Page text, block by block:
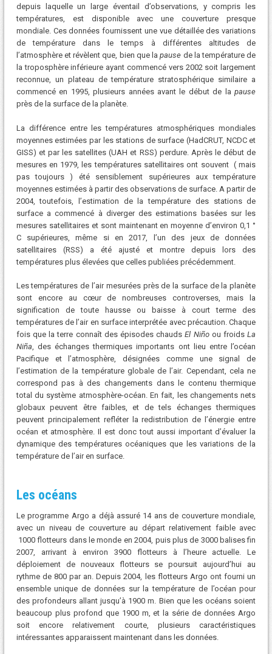
depuis laquelle un large éventail d’observations, y compris les
températures, est disponible avec une couverture presque
mondiale. Ces données fournissent une vue détaillée des variations
de température dans le temps à différentes altitudes de
l’atmosphère et révèlent que, bien que lapause de la température de
la troposphère inférieure ayant commencé vers 2002 soit largement
reconnue, un plateau de température stratosphérique similaire a
commencé en 1995, plusieurs années avant le début de lapause
près de la surface de la planète.
La différence entre les températures atmosphériques mondiales
moyennes estimées par les stations de surface (HadCRUT, NCDC et
GISS) et par les satellites (UAH et RSS) perdure. Après le début de
mesures en 1979, les températures satellitaires ont souvent ( mais
pas toujours ) été sensiblement supérieures aux température
moyennes estimées à partir des observations de surface. A partir de
2004, toutefois, l’estimation de la température des stations de
surface a commencé à diverger des estimations basées sur les
mesures satellitaires et sont maintenant en moyenne d’environ 0,1 °
C supérieures, même si en 2017, l’un des jeux de données
satellitaires (RSS) a été ajusté et montre depuis lors des
températures plus élevées que celles publiées précédemment.
Les températures de l’air mesurées près de la surface de la planète
sont encore au cœur de nombreuses controverses, mais la
signification de toute hausse ou baisse à court terme des
températures de l’air en surface interprétée avec précaution. Chaque
fois que la terre connaît des épisodes chaudsEl Niñoou froidsLa
Niña, des échanges thermiques importants ont lieu entre l’océan
Pacifique et l’atmosphère, désignées comme une signal de
l’estimation de la température globale de l’air. Cependant, cela ne
correspond pas à des changements dans le contenu thermique
total du système atmosphère-océan. En fait, les changements nets
globaux peuvent être faibles, et de tels échanges thermiques
peuvent principalement refléter la redistribution de l’énergie entre
océan et atmosphère. Il est donc tout aussi important d’évaluer la
dynamique des températures océaniques que les variations de la
température de l’air en surface.
Les océans
Le programme Argo a déjà assuré 14 ans de couverture mondiale,
avec un niveau de couverture au départ relativement faible avec
1000 flotteurs dans le monde en 2004, puis plus de 3000 balises fin
2007, arrivant à environ 3900 flotteurs à l’heure actuelle. Le
déploiement de nouveaux flotteurs se poursuit aujourd’hui au
rythme de 800 par an. Depuis 2004, les flotteurs Argo ont fourni un
ensemble unique de données sur la température de l’océan pour
des profondeurs allant jusqu’à 1900 m. Bien que les océans soient
beaucoup plus profond que 1900 m, et la série de données Argo
soit encore relativement courte, plusieurs caractéristiques
intéressantes apparaissent maintenant dans les données.